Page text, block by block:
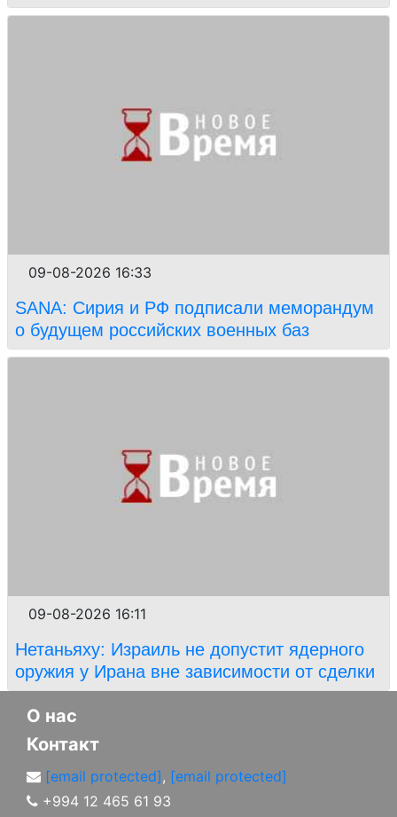
09-08-2026 16:33
SANA: Сирия и РФ подписали меморандум
о будущем российских военных баз
09-08-2026 16:11
Нетаньяху: Израиль не допустит ядерного
оружия у Ирана вне зависимости от сделки
О нас
Контакт
[email protected], [email protected]
+994 12 465 61 93